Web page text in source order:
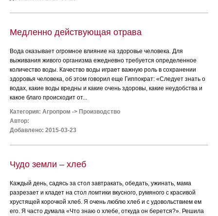
Медленно действующая отрава
Вода оказывает огромное влияние на здоровье человека. Для
выживания живого организма ежедневно требуется определенное
количество воды. Качество воды играет важную роль в сохранении
здоровья человека, об этом говорил еще Гиппократ: «Следует знать о
водах, какие воды вредны и какие очень здоровы, какие неудобства и
какое благо происходит от...
Категория: Агропром -> Производство
Автор:
Добавлено: 2015-03-23
Чудо земли – хлеб
Каждый день, садясь за стол завтракать, обедать, ужинать, мама
разрезает и кладет на стол ломтики вкусного, румяного с красивой
хрустящей корочкой хлеб. Я очень люблю хлеб и с удовольствием ем
его. Я часто думала «Что знаю о хлебе, откуда он берется?». Решила